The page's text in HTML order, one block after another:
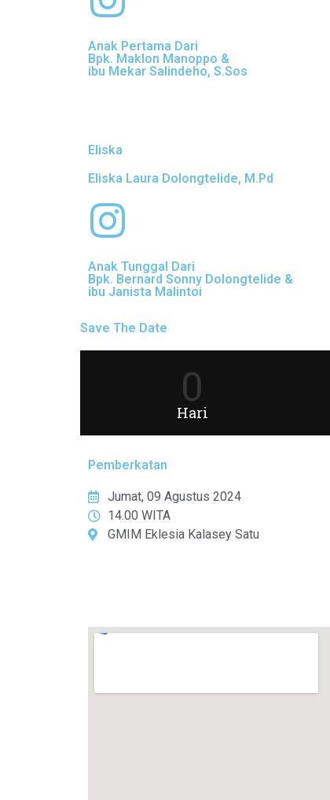
Anak Pertama Dari
Bpk. Maklon Manoppo &
ibu Mekar Salindeho, S.Sos
Eliska
Eliska Laura Dolongtelide, M.Pd
Anak Tunggal Dari
Bpk. Bernard Sonny Dolongtelide &
ibu Janista Malintoi
Save The Date
0
Hari
Pemberkatan
Jumat, 09 Agustus 2024
14.00 WITA
GMIM Eklesia Kalasey Satu